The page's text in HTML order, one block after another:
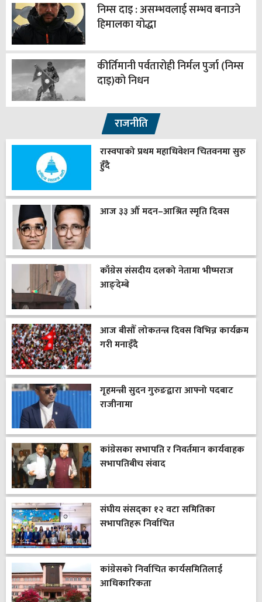
निम्स दाइ : असम्भवलाई सम्भव बनाउने
हिमालका योद्धा
कीर्तिमानी पर्वतारोही निर्मल पुर्जा (निम्स
दाइ)को निधन
राजनीति
रास्वपाको प्रथम महाधिवेशन चितवनमा सुरु
हुँदै
आज ३३ औँ मदन–आश्रित स्मृति दिवस
काँग्रेस संसदीय दलको नेतामा भीष्मराज
आङ्देम्बे
आज बीसौँ लोकतन्त्र दिवस विभिन्न कार्यक्रम
गरी मनाइँदै
गृहमन्त्री सुदन गुरुङद्वारा आफ्नो पदबाट
राजीनामा
कांग्रेसका सभापति र निवर्तमान कार्यवाहक
सभापतिबीच संवाद
संघीय संसद्का १२ वटा समितिका
सभापतिहरू निर्वाचित
कांग्रेसको निर्वाचित कार्यसमितिलाई
आधिकारिकता